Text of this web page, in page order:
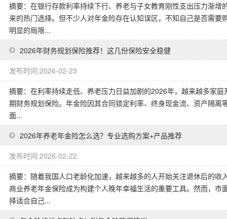
摘要：在银行存款利率持续下行、养老与子女教育刚性支出压力渐
来的热门选择。但不少人对年金险存在认知误区，不知自己是否需
明显的局限...
2026年财务规划保险推荐！这几份保险安全稳健
发布时间:2026-02-23
摘要：在利率持续走低、养老压力日益加剧的2026年，越来越多家庭
期财务规划保险。年金险因其合同锁定利率、终身现金流、资产隔
面...
2026年养老年金险怎么选？专业选购方案+产品推荐
发布时间:2026-02-22
摘要：随着我国人口老龄化加速，越来越多的人开始关注退休后的
商业养老年金保险成为构建个人晚年幸福生活的重要工具。然而，
择适合自己...